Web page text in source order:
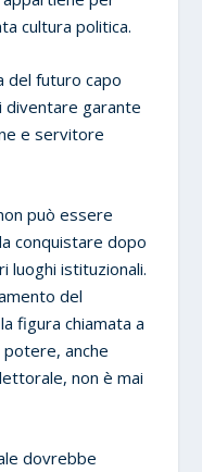
cultura politica.
del futuro capo
diventare garante
e servitore
può essere
conquistare dopo
luoghi istituzionali.
del
figura chiamata a
potere, anche
non è mai
dovrebbe